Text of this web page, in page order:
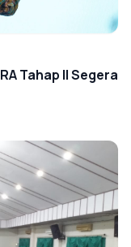
Tahap II Segera